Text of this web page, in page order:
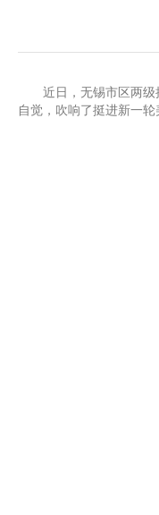
近日，无锡市区两级接
自觉，吹响了挺进新一